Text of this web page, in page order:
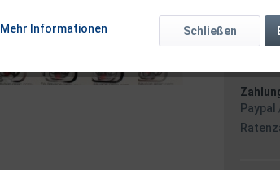
Mehr Informationen Schließen